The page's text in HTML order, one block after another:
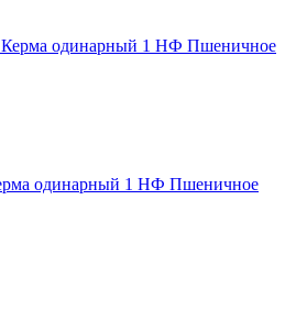
одинарный 1 НФ Пшеничное